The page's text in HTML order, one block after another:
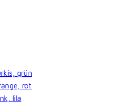
grün
rot
lila